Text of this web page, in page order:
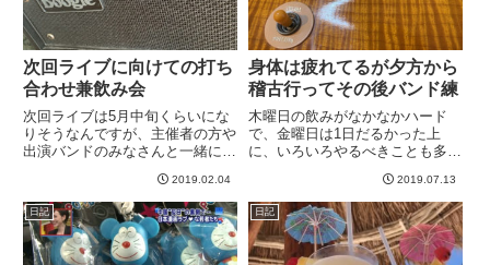
次回ライブに向けての打ち
合わせ兼飲み会
次回ライブは5月中旬くらいにな
りそうなんですが、主催者の方や
出演バンドのみなさんと一緒に先
れたお店が「チーズダッカルビが
どうこう、、、」と書いてあった
ので、席に着くや否や、いやーチ
ーズダッカルビ超食べたい。楽
し...
2019.02.04
身体は疲れてるが夕方から
稽古行ってその後バンド練
木曜日の飲みがなかなかハード
で、金曜日は1日だるかった上
に、いろいろやるべきことも多く
るさを引きずっています。です
が、明日は次男の級審査のつきそ
いのため、稽古をお休みします。
にも関わらず、昨日食べすぎによ
り今朝...
2019.07.13
日記 日記